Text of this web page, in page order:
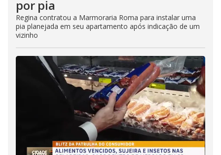
por pia
Regina contratou a Marmoraria Roma para instalar uma
pia planejada em seu apartamento após indicação de um
vizinho